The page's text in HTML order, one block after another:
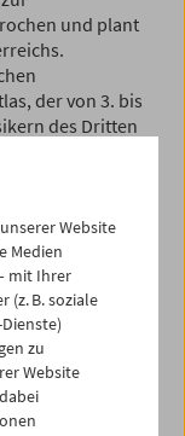
und plant
der von 3. bis
des Dritten
nur auf der
auch als Gäste,
Brief erhalten:
(deutsch
Website
Medien
mit Ihrer
(z. B. soziale
zu
Website